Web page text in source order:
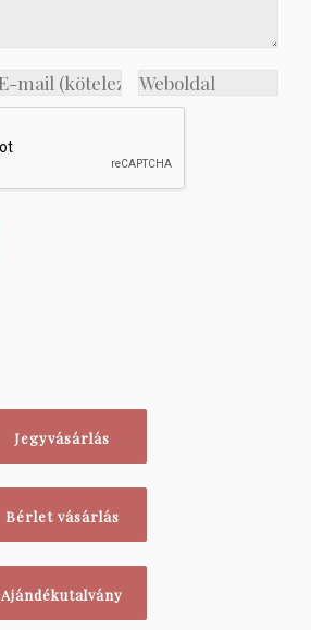
Jegyvásárlás
Bérlet vásárlás
Ajándékutalvány